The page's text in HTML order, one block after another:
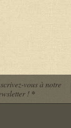
vous à notre
! *